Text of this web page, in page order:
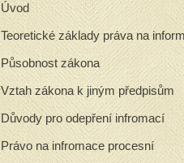
Úvod
Teoretické základy práva na
Působnost zákona
Vztah zákona k jiným předpisům
Důvody pro odepření infromací
Právo na infromace procesní